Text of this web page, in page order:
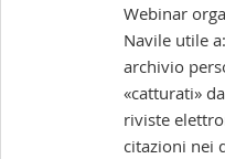
Webinar
Navile utile a: creare e organizzare un
archivio
«catturati»
riviste
citazioni nei